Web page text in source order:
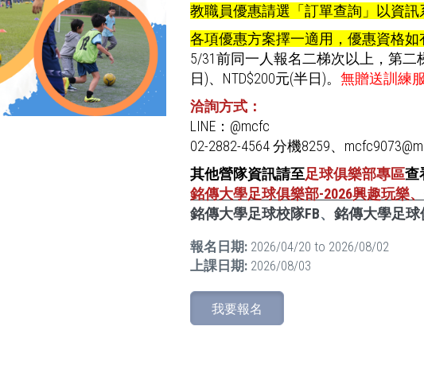
教職員優惠請選「訂單查詢」以資訊
各項優惠方案擇一適用，優惠資格如
5/31前同一人報名二梯次以上，第二
日)、NTD$200元(半日)。 無贈送訓練服
洽詢方式：
LINE：@mcfc
02-2882-4564 分機8259、
其他營隊資訊請至足球俱樂部專區查
銘傳大學足球俱樂部-2026興趣玩樂
銘傳大學足球校隊FB、 銘傳大學足球
報名日期: 2026/04/20 to 2026/08/02
上課日期: 2026/08/03
我要報名